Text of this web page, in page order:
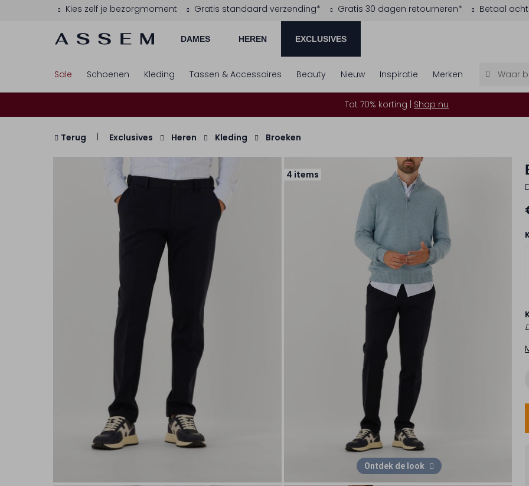
Kies zelf je bezorgmoment Gratis standaard verzending* Gratis 30 dagen retourneren* Betaal
DAMES HEREN EXCLUSIVES
Sale Schoenen Kleding Tassen & Accessoires Beauty Nieuw Inspiratie Merken
Tot 70% korting | Shop nu
Terug Exclusives Heren Kleding Broeken
4 items
Ontdek de look